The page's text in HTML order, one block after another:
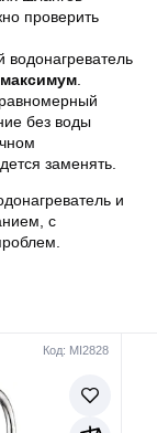
проверить
водонагреватель
.
без воды
заменять.
и
с
Код: MI2828